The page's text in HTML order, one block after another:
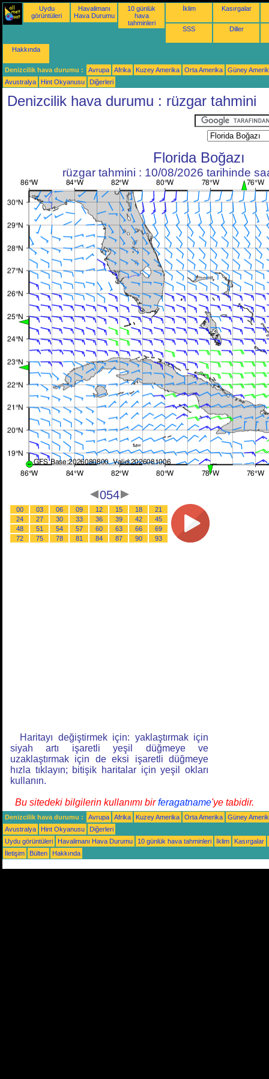
Uydu
görüntüleri
Havalimanı
Hava Durumu
10 günlük
hava
tahminleri
İklim Kasırgalar
SSS Diller
Hakkında
Denizcilik hava durumu : Avrupa Afrika Kuzey Amerika Orta Amerika
Güney
Avustralya
Hint Okyanusu Diğerleri
Denizcilik hava durumu : rüzgar tahmini
Florida Boğazı
rüzgar tahmini : 10/08/2026 tarihinde
054
00 03 06 09 12 15 18
21
24
27 30 33 36 39 42
45
48
51 54 57 60 63 66
69
72
75 78 81 84 87 90 93
Haritayı değiştirmek için: yaklaştırmak için
siyah artı işaretli yeşil düğmeye ve
uzaklaştırmak için de eksi işaretli düğmeye
hızla tıklayın; bitişik haritalar için yeşil okları
kullanın.
Bu sitedeki bilgilerin kullanımı birferagatname'ye tabidir.
Denizcilik hava durumu : Avrupa Afrika Kuzey Amerika Orta Amerika
Güney
Avustralya
Hint Okyanusu
Diğerleri
Uydu görüntüleri
Havalimanı Hava Durumu 10 günlük hava tahminleri İklim
Kasırgalar
İletişim
Bülten Hakkında